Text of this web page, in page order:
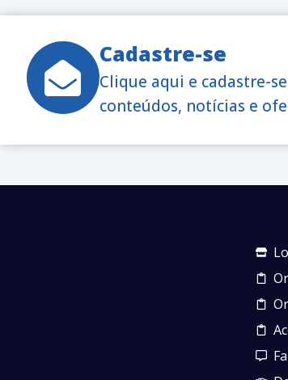
Cadastre-se
Clique aqui e cadastre-
conteúdos, notícias e